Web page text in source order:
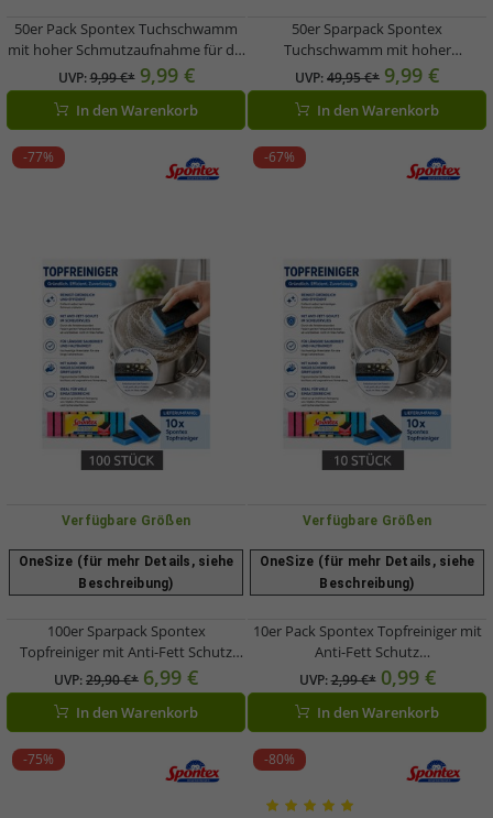
50er Pack Spontex Tuchschwamm
mit hoher Schmutzaufnahme für die
Reinigung verschiedenster
Oberflächen Reinigungs-Schwamm
Gelb
UVP:9,99 €* 9,99 €
In den Warenkorb
50er Sparpack Spontex
Tuchschwamm mit hoher
Schmutzaufnahme für die Reinigung
verschiedenster Oberflächen
Reinigungs-Schwamm 7587220 Gelb
UVP:49,95 €* 9,99 €
In den Warenkorb
-77%
Verfügbare Größen
OneSize (für mehr Details, siehe
Beschreibung)
100er Sparpack Spontex
Topfreiniger mit Anti-Fett Schutz
Reinigungsschwamm Spül-
Schwamm 9891899 Bunt/Grün
UVP:29,90 €* 6,99 €
In den Warenkorb
-67%
Verfügbare Größen
OneSize (für mehr Details, siehe
Beschreibung)
10er Pack Spontex Topfreiniger mit
Anti-Fett Schutz
Reinigungsschwamm Spül-
Schwamm 9891899 Bunt/Grün
UVP:2,99 €* 0,99 €
In den Warenkorb
-75% -80%